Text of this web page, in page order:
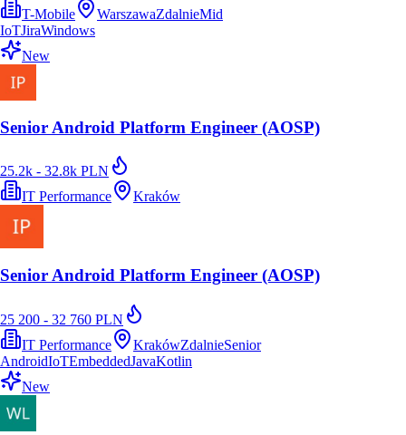
T-Mobile WarszawaZdalnieMid
IoTJiraWindows
New
Senior Android Platform Engineer (AOSP)
25.2k - 32.8k PLN
IT Performance
Kraków
Senior Android Platform Engineer (AOSP)
25 200 - 32 760 PLN
IT Performance
KrakówZdalnieSenior
AndroidIoTEmbeddedJavaKotlin
New